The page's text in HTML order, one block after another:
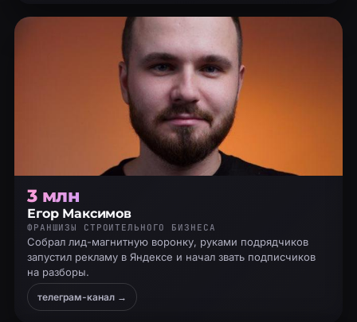
3 млн
Егор Максимов
ФРАНШИЗЫ СТРОИТЕЛЬНОГО БИЗНЕСА
Собрал лид-магнитную воронку, руками подрядчиков
запустил рекламу в Яндексе и начал звать подписчиков
на разборы.
телеграм-канал →